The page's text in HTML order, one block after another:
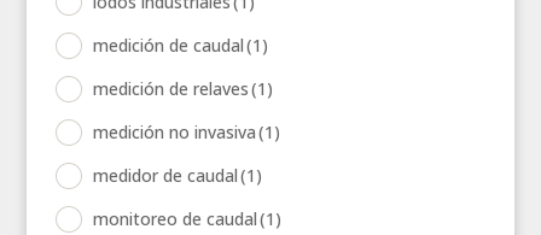
medición de caudal(1)
medición de relaves(1)
medición no invasiva(1)
medidor de caudal(1)
monitoreo de caudal(1)